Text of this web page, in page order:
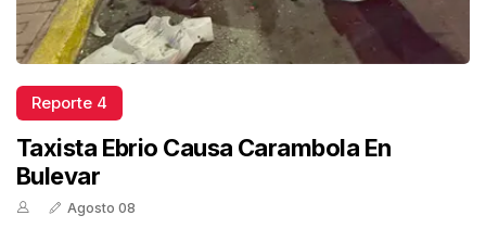
Reporte 4
Taxista Ebrio Causa Carambola En
Bulevar
Agosto 08